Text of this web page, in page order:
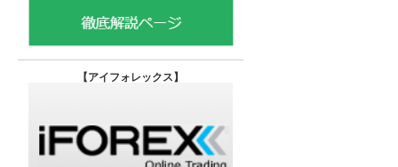
【アイフォレックス】